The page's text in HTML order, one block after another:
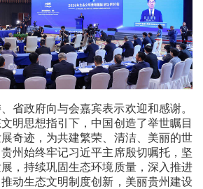
省政府向与会嘉宾表示欢迎和感谢。
明思想指引下，中国创造了举世瞩目
奇迹，为共建繁荣、清洁、美丽的世
州始终牢记习近平主席殷切嘱托，坚
，持续巩固生态环境质量，深入推进
动生态文明制度创新，美丽贵州建设